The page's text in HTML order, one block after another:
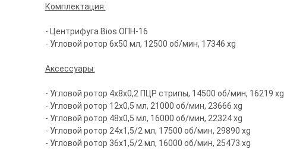
Комплектация:
- Центрифуга Bios ОПН-16
- Угловой ротор 6х50 мл, 12500 об/мин, 17346 xg
Аксессуары:
- Угловой ротор 4х8х0,2 ПЦР стрипы, 14500 об/мин, 16219 xg
- Угловой ротор 12х0,5 мл, 21000 об/мин, 23666 xg
- Угловой ротор 48х0,5 мл, 16000 об/мин, 22324 xg
- Угловой ротор 24х1,5/2 мл, 17500 об/мин, 29890 xg
- Угловой ротор 36х1,5/2 мл, 16000 об/мин, 25473 xg